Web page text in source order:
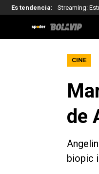
Es tendencia: Streaming:
CINE
de
biopic